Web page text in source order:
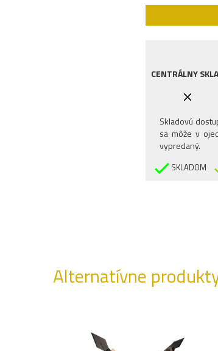
CENTRÁLNY
Skladovú
sa môže v
vypredaný.
SKLADOM
Alternatívne